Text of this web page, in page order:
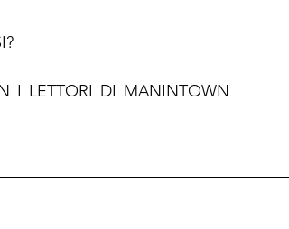
I LETTORI DI MANINTOWN